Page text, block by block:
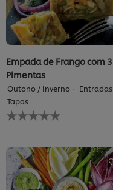
Empada de Frango com 3
Pimentas
Outono / Inverno
Entradas
Tapas
Nenhuma
avaliação
este
recipe